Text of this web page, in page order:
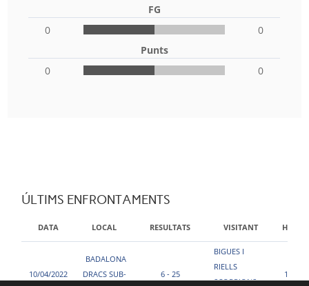
FG
0
0
Punts
0
0
ÚLTIMS ENFRONTAMENTS
DATA LOCAL RESULTATS VISITANT HORA
10/04/2022
BADALONA
DRACS SUB-
6 - 25
BIGUES I
RIELLS
SCORPIONS
11:00